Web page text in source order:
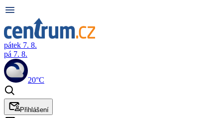
pátek 7. 8.
pá 7. 8.
20°C
Přihlášení